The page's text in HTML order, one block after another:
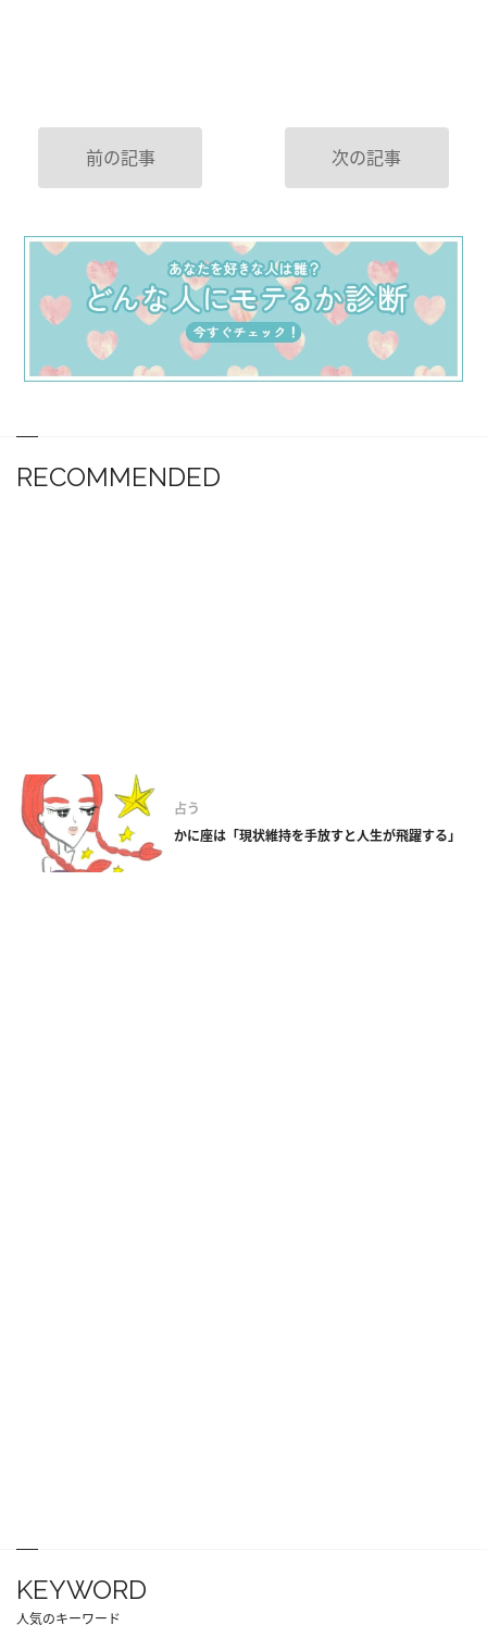
前の記事 次の記事
RECOMMENDED
占う
かに座は「現状維持を手放すと人生が飛躍する」
KEYWORD
人気のキーワード